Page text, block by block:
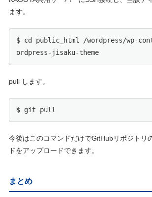
ます。
$ cd public_html /wordpress/wp-
ordpress-jisaku-theme
pull します。
$ git pull
今後はこのコマンドだけでGitHubリポジトリ
ドをアップロードできます。
まとめ